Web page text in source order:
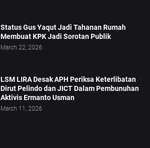
Status Gus Yaqut Jadi Tahanan Rumah
Membuat KPK Jadi Sorotan Publik
March 22, 2026
LSM LIRA Desak APH Periksa Keterlibatan
Dirut Pelindo dan JICT Dalam Pembunuhan
Aktivis Ermanto Usman
March 11, 2026